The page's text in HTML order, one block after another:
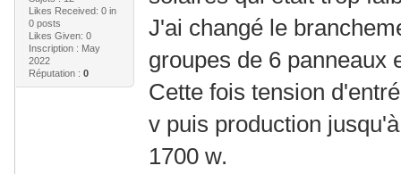
Likes Received: 0in
0 posts
Likes Given: 0
Inscription : May
2022
Réputation : 0
J'ai changé le
groupes de 6 panneaux
Cette fois tension
v puis production
1700 w.